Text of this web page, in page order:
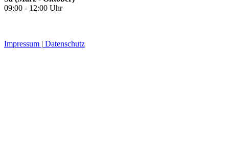
09:00 - 12:00 Uhr
Impressum | Datenschutz